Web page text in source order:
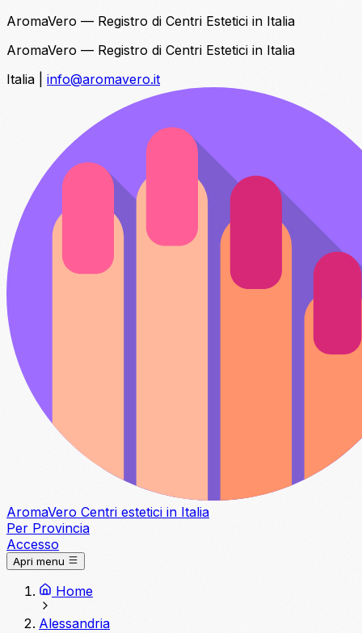
AromaVero — Registro di Centri Estetici in Italia
AromaVero — Registro di Centri Estetici in Italia
Italia
info@aromavero.it
AromaVero Centri estetici in Italia
Per Provincia
Accesso
Apri menu
Home
Alessandria